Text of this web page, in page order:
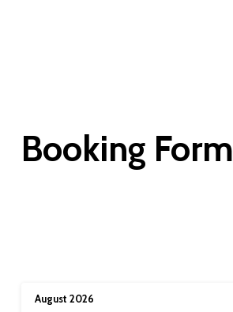
Booking Form
August 2026